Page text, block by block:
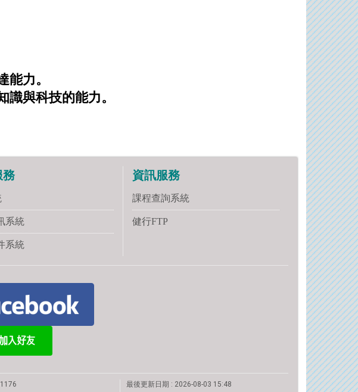
力。
與科技的能力。
務
系統
系統
資訊服務
課程查詢系統
健行FTP
最後更新日期 : 2026-08-03 15:48